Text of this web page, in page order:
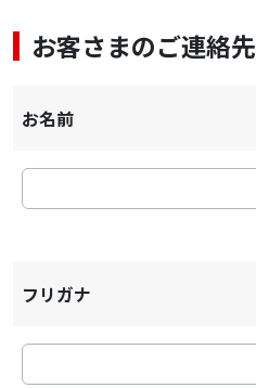
お客さまのご連絡先
お名前
フリガナ